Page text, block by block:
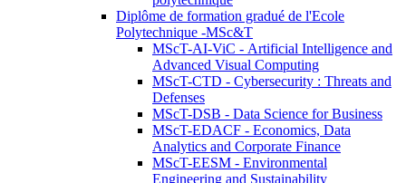
Diplôme de formation gradué de l'Ecole
Polytechnique -MSc&T
MScT-AI-ViC - Artificial Intelligence and
Advanced Visual Computing
MScT-CTD - Cybersecurity : Threats and
Defenses
MScT-DSB - Data Science for Business
MScT-EDACF - Economics, Data
Analytics and Corporate Finance
MScT-EESM - Environmental
Engineering and Sustainability